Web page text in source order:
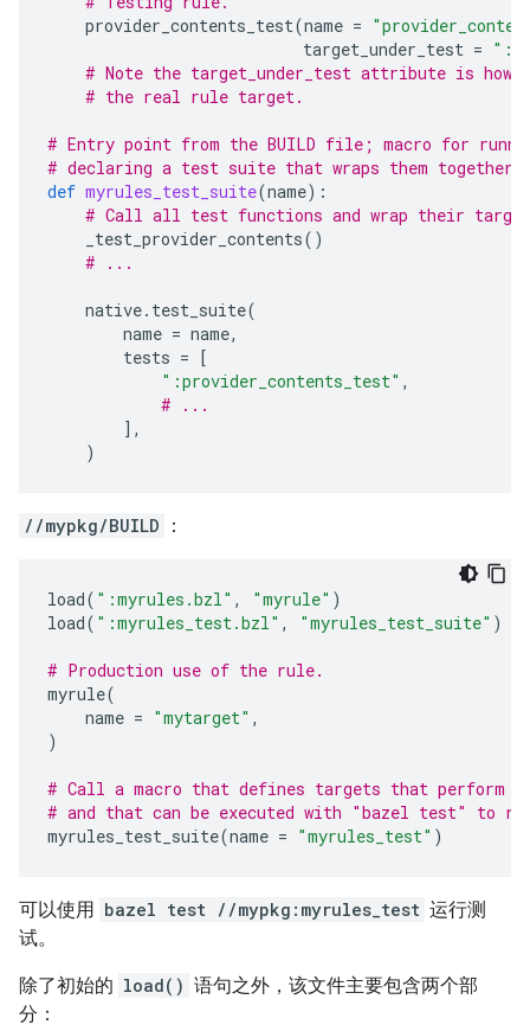
provider_contents_test(name =
target_under_test =
# Note the target_under_test attribute is how
# the real rule target.
# Entry point from the BUILD file; macro for
# declaring a test suite that wraps them together.
def myrules_test_suite(name):
# Call all test functions and wrap their
_test_provider_contents()
# ...
native. test_suite(
name = name,
tests = [
":provider_contents_test" ,
# ...
],
)
//mypkg/BUILD ：
load( ":myrules.bzl" , "myrule" )
load( ":myrules_test.bzl" , "myrules_test_suite" )
# Production use of the rule.
myrule(
name = "mytarget" ,
)
# Call a macro that defines targets that perform
# and that can be executed with "bazel test" to
myrules_test_suite(name = "myrules_test" )
可以使用 bazel test //mypkg:myrules_test 运行测
试。
除了初始的 load() 语句之外，该文件主要包含两个部
分：